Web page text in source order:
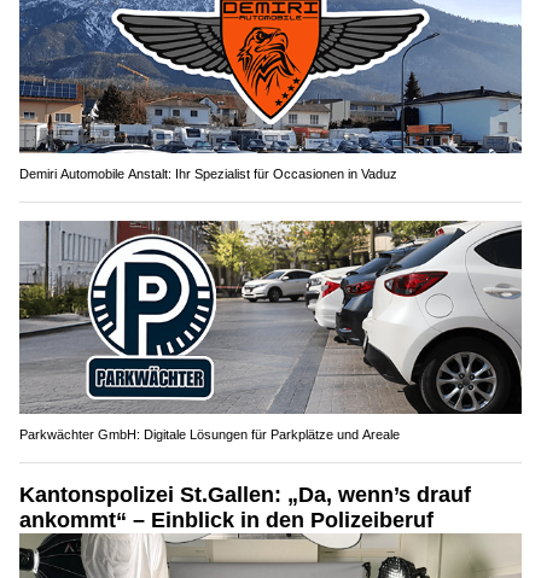
Demiri Automobile Anstalt: Ihr Spezialist für Occasionen in Vaduz
Parkwächter GmbH: Digitale Lösungen für Parkplätze und Areale
Kantonspolizei St.Gallen: „Da, wenn’s drauf
ankommt“ – Einblick in den Polizeiberuf